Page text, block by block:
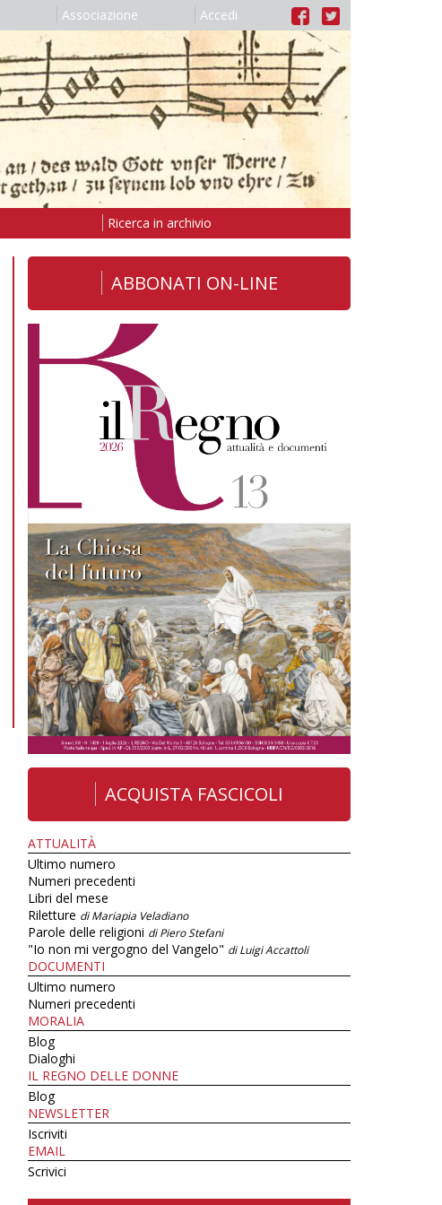
Associazione Accedi
Ricerca in archivio
ABBONATI ON-LINE
ACQUISTA FASCICOLI
ATTUALITÀ
Ultimo numero
Numeri precedenti
Libri del mese
Riletture di Mariapia Veladiano
Parole delle religioni di Piero Stefani
"Io non mi vergogno del Vangelo" di Luigi Accattoli
DOCUMENTI
Ultimo numero
Numeri precedenti
MORALIA
Blog
Dialoghi
IL REGNO DELLE DONNE
Blog
NEWSLETTER
Iscriviti
EMAIL
Scrivici